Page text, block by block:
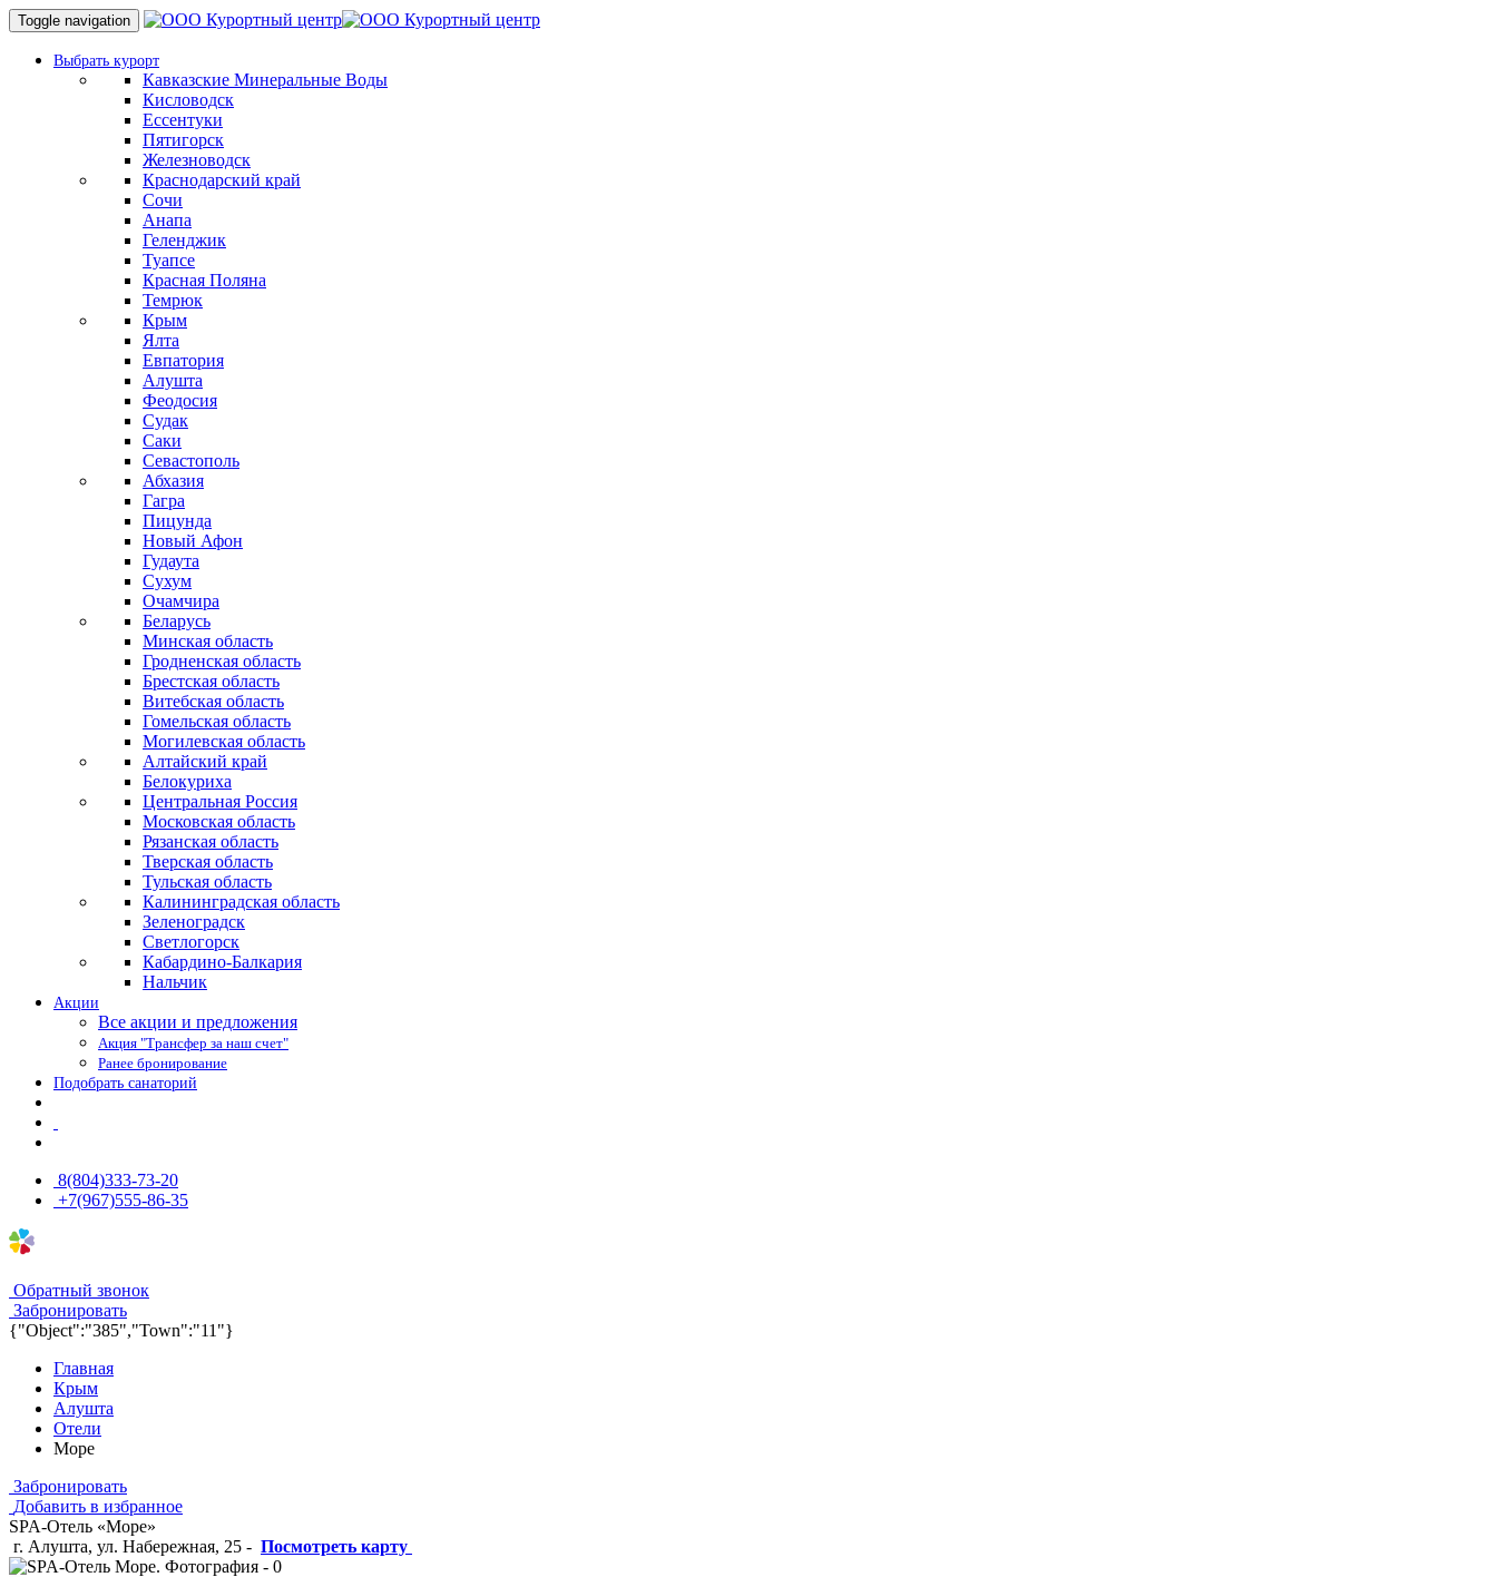
Toggle navigation
Выбрать курорт
Кавказские Минеральные Воды
Кисловодск
Ессентуки
Пятигорск
Железноводск
Краснодарский край
Сочи
Анапа
Геленджик
Туапсе
Красная Поляна
Темрюк
Крым
Ялта
Евпатория
Алушта
Феодосия
Судак
Саки
Севастополь
Абхазия
Гагра
Пицунда
Новый Афон
Гудаута
Сухум
Очамчира
Беларусь
Минская область
Гродненская область
Брестская область
Витебская область
Гомельская область
Могилевская область
Алтайский край
Белокуриха
Центральная Россия
Московская область
Рязанская область
Тверская область
Тульская область
Калининградская область
Зеленоградск
Светлогорск
Кабардино-Балкария
Нальчик
Акции
Все акции и предложения
Акция "Трансфер за наш счет"
Ранее бронирование
Подобрать санаторий
8(804)333-73-20
+7(967)555-86-35
Обратный звонок
Забронировать
{"Object":"385","Town":"11"}
Главная
Крым
Алушта
Отели
Море
Забронировать
Добавить в избранное
SPA-Отель «Море»
г. Алушта, ул. Набережная, 25 - Посмотреть карту